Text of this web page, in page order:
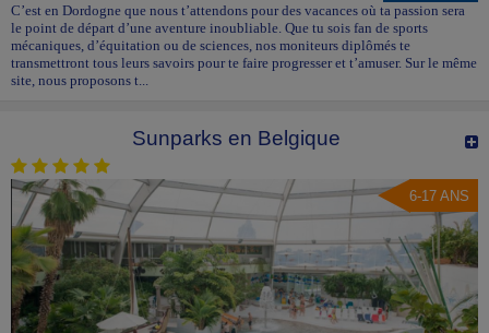
C’est en Dordogne que nous t’attendons pour des vacances où ta passion sera
le point de départ d’une aventure inoubliable. Que tu sois fan de sports
mécaniques, d’équitation ou de sciences, nos moniteurs diplômés te
transmettront tous leurs savoirs pour te faire progresser et t’amuser. Sur le même
site, nous proposons t...
Sunparks en Belgique
6-17 ANS